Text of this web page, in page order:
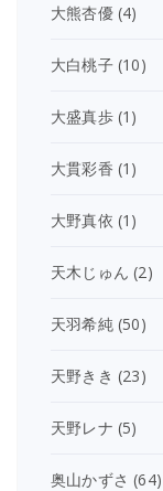
大熊杏優(4)
大白桃子(10)
大盛真歩(1)
大貫彩香 (1)
大野真依 (1)
天木じゅん (2)
天羽希純(50)
天野きき (23)
天野レナ (5)
奥山かずさ (64)